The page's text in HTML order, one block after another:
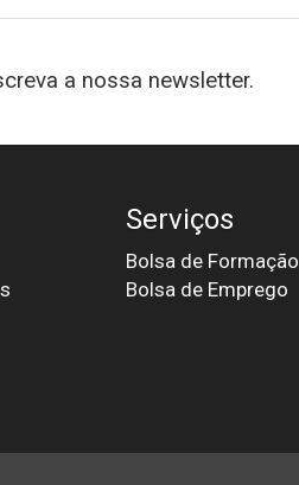
a nossa newsletter.
Serviços
Bolsa de Formação
Bolsa de Emprego